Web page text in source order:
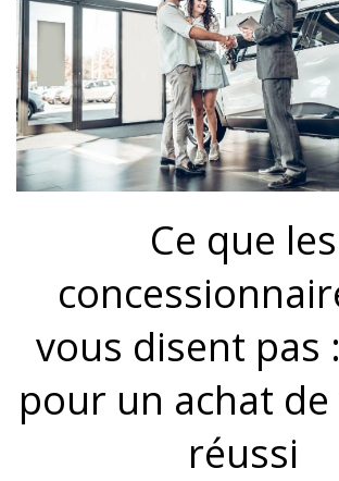
Ce que les
vous disent pas
pour un achat
réussi